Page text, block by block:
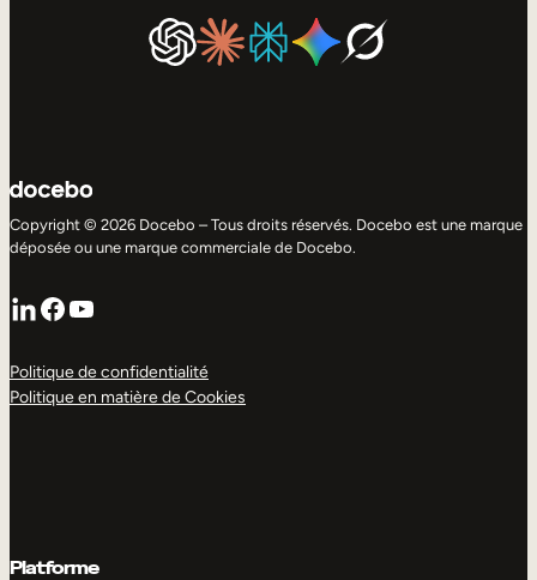
Copyright © 2026 Docebo – Tous droits réservés. Docebo est une marque
déposée ou une marque commerciale de Docebo.
LinkedIn
Facebook
YouTube
Politique de confidentialité
Politique en matière de Cookies
Platforme